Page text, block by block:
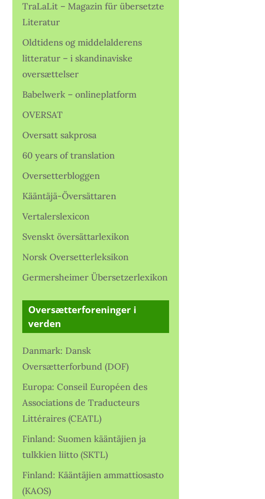
TraLaLit – Magazin für übersetzte
Literatur
Oldtidens og middelalderens
litteratur – i skandinaviske
oversættelser
Babelwerk – onlineplatform
OVERSAT
Oversatt sakprosa
60 years of translation
Oversetterbloggen
Kääntäjä-Översättaren
Vertalerslexicon
Svenskt översättarlexikon
Norsk Oversetterleksikon
Germersheimer Übersetzerlexikon
Oversætterforeninger i
verden
Danmark: Dansk
Oversætterforbund (DOF)
Europa: Conseil Européen des
Associations de Traducteurs
Littéraires (CEATL)
Finland: Suomen kääntäjien ja
tulkkien liitto (SKTL)
Finland: Kääntäjien ammattiosasto
(KAOS)